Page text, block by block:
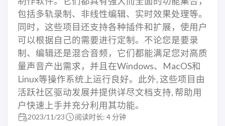
包括多轨录制、非线性编辑、实时效果处理等。
同时，这些项目还支持各种插件和扩展，使用户
可以根据自己的需要进行定制。不论您是要录
制、编辑还是混合音频，它们都能满足您对高质
量声音产出需求，并且在Windows、MacOS和
Linux等操作系统上运行良好。此外, 这些项目由
活跃社区驱动发展并提供详尽文档支持, 帮助用
户快速上手并充分利用其功能。
2023/11/23 阅读时长: 4 分钟